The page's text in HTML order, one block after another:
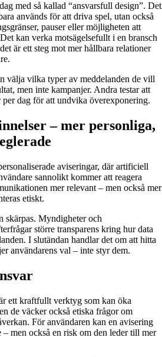
med så kallad “ansvarsfull design”. Det
används för att driva spel, utan också
pauser eller möjligheten att
kan verka motsägelsefullt i en bransch
är ett steg mot mer hållbara relationer
välja vilka typer av meddelanden de vill
men inte kampanjer. Andra testar att
per dag för att undvika överexponering.
– mer personliga,
aviseringar, där artificiell
sannolikt kommer att reagera
mer relevant – men också mer
etiskt.
skärpas. Myndigheter och
större transparens kring hur data
I slutändan handlar det om att hitta
användarens val – inte styr dem.
ett kraftfullt verktyg som kan öka
de väcker också etiska frågor om
För användaren kan en avisering
– men också en risk om den leder till mer